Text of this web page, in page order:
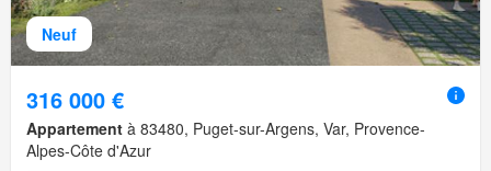
Neuf
316 000 €
Appartement à 83480, Puget-sur-Argens, Var, Provence-
Alpes-Côte d'Azur